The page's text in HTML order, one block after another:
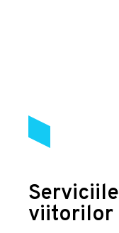
viitorilor